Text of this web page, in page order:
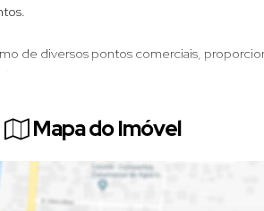
de diversos pontos comerciais,
ou iniciar um novo empreendimento,
agende uma visita!
Mapa do Imóvel